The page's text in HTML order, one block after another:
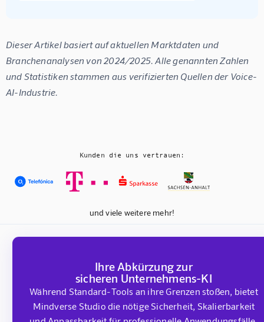
Dieser Artikel basiert auf aktuellen Marktdaten und
Branchenanalysen von 2024/2025. Alle genannten Zahlen
und Statistiken stammen aus verifizierten Quellen der Voice-
AI-Industrie.
Kunden die uns vertrauen:
und viele weitere mehr!
Ihre Abkürzung zur
sicheren Unternehmens-KI
Während Standard-Tools an ihre Grenzen stoßen, bietet
Mindverse Studio die nötige Sicherheit, Skalierbarkeit